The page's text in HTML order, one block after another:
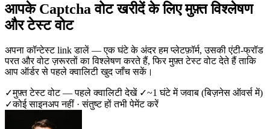
आपके Captcha वोट खरीदें के लिए मुफ़्त विश्लेषण
और टेस्ट वोट
अपना कॉन्टेस्ट link डालें — एक घंटे के अंदर हम प्लेटफ़ॉर्म, उसकी एंटी-फ्रॉड
परत और वोट ज़रूरतों का विश्लेषण करते हैं, फिर मुफ़्त टेस्ट वोट देते हैं ताकि
आप ऑर्डर से पहले क्वालिटी खुद जाँच सकें।
✓मुफ़्त टेस्ट वोट — पहले क्वालिटी देखें ✓~1 घंटे में जवाब (बिज़नेस ऑवर्स में)
✓कोई साइनअप नहीं · संतुष्ट हों तभी पेमेंट करें